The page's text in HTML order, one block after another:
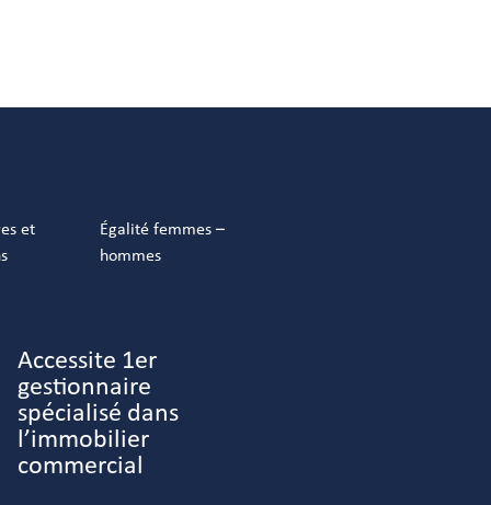
et
Égalité femmes –
hommes
Accessite 1er
gestionnaire
spécialisé dans
l’immobilier
commercial